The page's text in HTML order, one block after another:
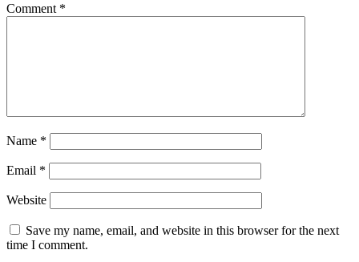
Comment *
Name *
Email *
Website
Save my name, email, and website in this browser for the next
time I comment.